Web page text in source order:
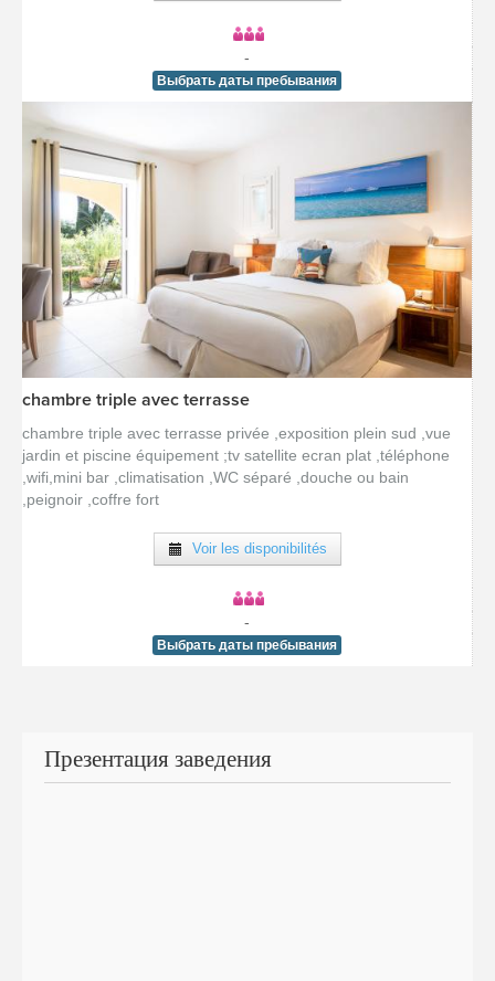
-
Выбрать даты пребывания
[voir la fiche détail]
chambre triple avec terrasse
chambre triple avec terrasse privée ,exposition plein sud ,vue
jardin et piscine équipement ;tv satellite ecran plat ,téléphone
,wifi,mini bar ,climatisation ,WC séparé ,douche ou bain
,peignoir ,coffre fort
Voir les disponibilités
-
Выбрать даты пребывания
Презентация заведения